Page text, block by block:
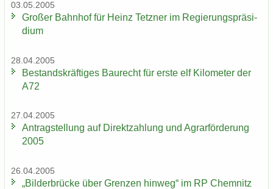
03.05.2005
Gro­ßer Bahn­hof für Heinz Tetz­ner im Re­gie­rungs­prä­si­
di­um
28.04.2005
Be­stands­kräf­ti­ges Bau­recht für erste elf Ki­lo­me­ter der
A72
27.04.2005
An­trag­stel­lung auf Di­rekt­zah­lung und Agrar­för­de­rung
2005
26.04.2005
„Bil­der­brü­cke über Gren­zen hin­weg“ im RP Chem­nitz